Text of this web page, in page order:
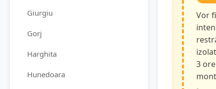
Giurgiu
Gorj
Harghita
Hunedoara
Vor
3